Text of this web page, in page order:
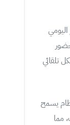
تلقائي
يسمح
مما